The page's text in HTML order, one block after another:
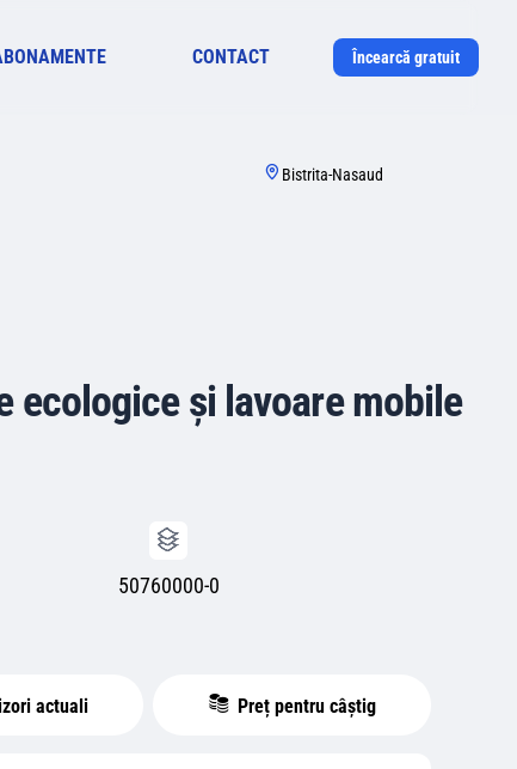
CONTACT Încearcă gratuit
Bistrita-Nasaud
ecologice și lavoare mobile
50760000-0
actuali Preț pentru câștig